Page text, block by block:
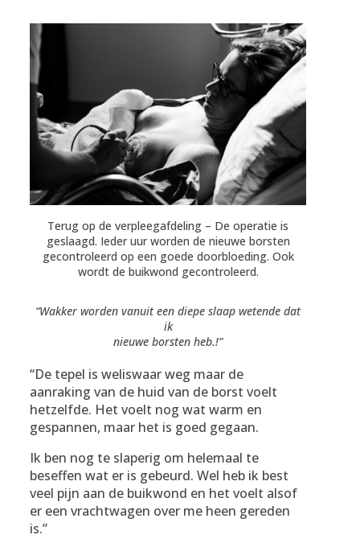
Terug op de verpleegafdeling – De operatie is
geslaagd. Ieder uur worden de nieuwe borsten
gecontroleerd op een goede doorbloeding. Ook
wordt de buikwond gecontroleerd.
“Wakker worden vanuit een diepe slaap wetende dat
ik
nieuwe borsten heb.!”
“De tepel is weliswaar weg maar de
aanraking van de huid van de borst voelt
hetzelfde. Het voelt nog wat warm en
gespannen, maar het is goed gegaan.
Ik ben nog te slaperig om helemaal te
beseffen wat er is gebeurd. Wel heb ik best
veel pijn aan de buikwond en het voelt alsof
er een vrachtwagen over me heen gereden
is.”